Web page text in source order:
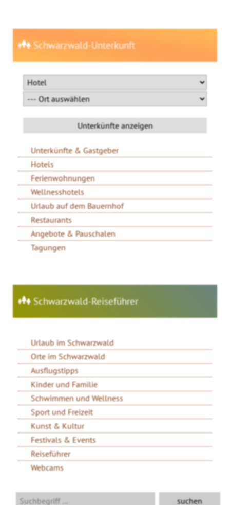
Schwarzwald-Unterkunft
Unterkünfte & Gastgeber
Hotels
Ferienwohnungen
Wellnesshotels
Urlaub auf dem Bauernhof
Restaurants
Angebote & Pauschalen
Tagungen
Schwarzwald-Reiseführer
Urlaub im Schwarzwald
Orte im Schwarzwald
Ausflugstipps
Kinder und Familie
Schwimmen und Wellness
Sport und Freizeit
Kunst & Kultur
Festivals & Events
Reiseführer
Webcams